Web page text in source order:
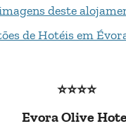
⭐⭐⭐⭐
Evora Olive